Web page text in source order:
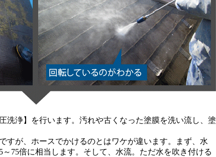
浄】を行います。汚れや古くなった塗膜を洗い流し、塗
が、ホースでかけるのとはワケが違います。まず、水
75倍に相当します。そして、水流。ただ水を吹き付ける